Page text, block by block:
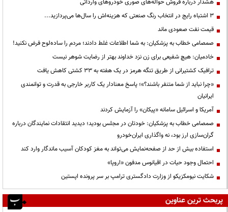
هشدار درباره فروش حواله‌های صوری خودروهای وارداتی
3 اشتباه رایج در انتخاب رنگ صنعتی که هزینه‌اش را سال‌ها می‌پردازید...
قیمت نفت صعودی ماند
صمصامی خطاب به پزشکیان: به شما اطلاعات غلط دادند؛ مردم را ساده‌لوح فرض نکنید!
خادمیان: هیچ شفیعی برای زن نزد خداوند بهتر از رضایت شوهر نیست
ترافیک کشتیرانی از طریق تنگه هرمز در یک هفته به ۳۳ کشتی کاهش یافت
«چرا نباید از شما متنفر باشند؟»؛ پاسخ معنادار یک کاربر خارجی به قدرت و توانمندی
ایرانیان
آمریکا و اسرائیل سامانه «پیکان» را آزمایش کردند
صمصامی خطاب به پزشکیان: خودتان در مجلس بودید؛ دیدید انتقادات نمایندگان درباره
گران‌سازی ارز بود، نه واگذاری ایران‌خودرو
استفاده بیش از حد از صفحه‌نمایش می‌تواند به مغز کودکان آسیب ماندگار وارد کند
احتمال وجود حیات در اقیانوس مدفون «اروپا»
شکایت نیومکزیکو از وزارت دادگستری ترامپ بر سر پرونده اپستین
پربحث ترین عناوین